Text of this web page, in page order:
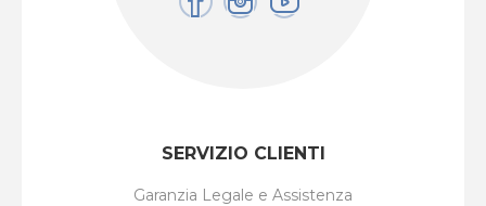
SERVIZIO CLIENTI
Garanzia Legale e Assistenza